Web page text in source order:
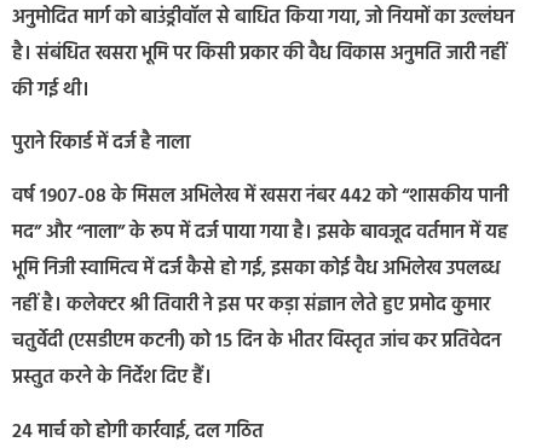
अनुमोदित मार्ग को बाउंड्रीवॉल से बाधित किया गया, जो नियमों का उल्लंघन
है। संबंधित खसरा भूमि पर किसी प्रकार की वैध विकास अनुमति जारी नहीं
की गई थी।
पुराने रिकार्ड में दर्ज है नाला
वर्ष 1907-08 के मिसल अभिलेख में खसरा नंबर 442 को “शासकीय पानी
मद” और “नाला” के रूप में दर्ज पाया गया है। इसके बावजूद वर्तमान में यह
भूमि निजी स्वामित्व में दर्ज कैसे हो गई, इसका कोई वैध अभिलेख उपलब्ध
नहीं है। कलेक्टर श्री तिवारी ने इस पर कड़ा संज्ञान लेते हुए प्रमोद कुमार
चतुर्वेदी (एसडीएम कटनी) को 15 दिन के भीतर विस्तृत जांच कर प्रतिवेदन
प्रस्तुत करने के निर्देश दिए हैं।
24 मार्च को होगी कार्रवाई, दल गठित